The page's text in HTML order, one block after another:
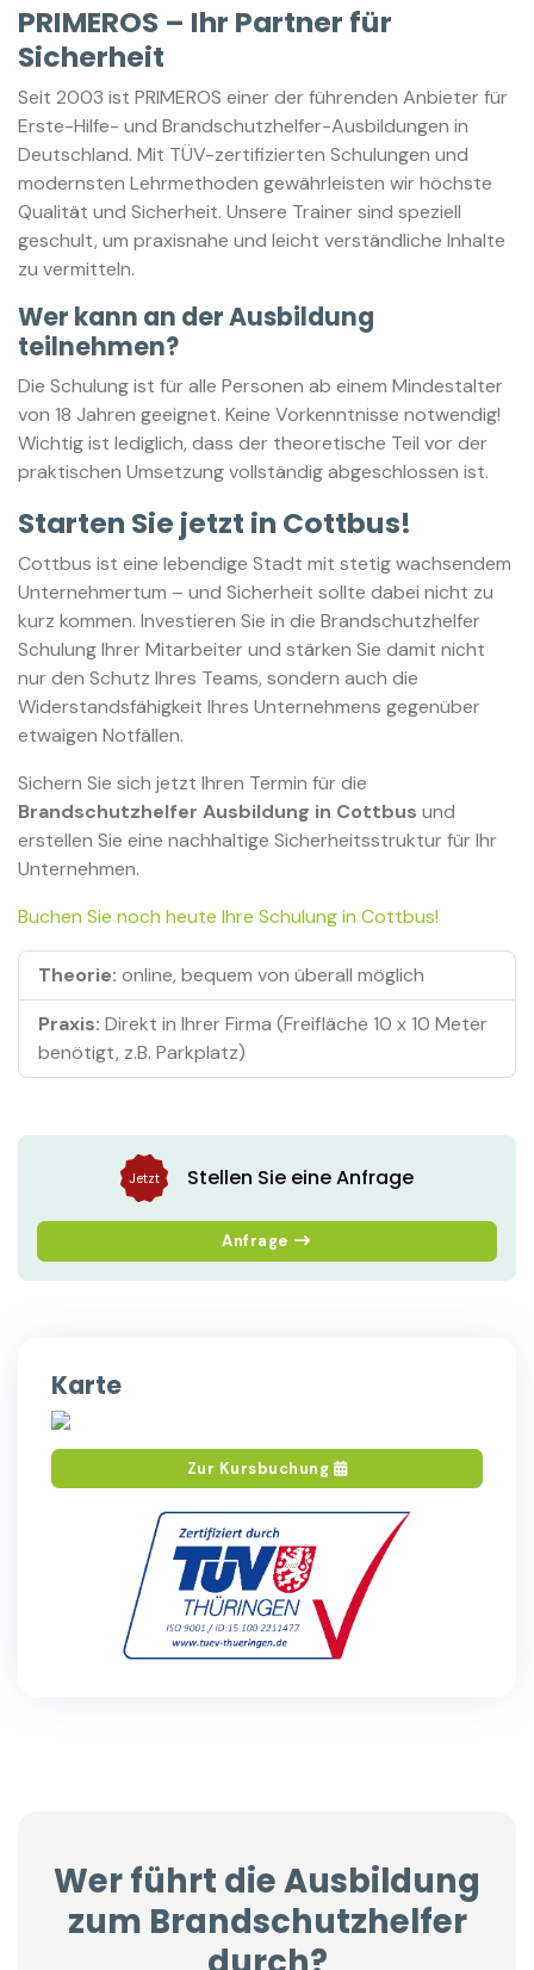
PRIMEROS – Ihr Partner für
Sicherheit
Seit 2003 ist PRIMEROS einer der führenden Anbieter für
Erste-Hilfe- und Brandschutzhelfer-Ausbildungen in
Deutschland. Mit TÜV-zertifizierten Schulungen und
modernsten Lehrmethoden gewährleisten wir höchste
Qualität und Sicherheit. Unsere Trainer sind speziell
geschult, um praxisnahe und leicht verständliche Inhalte
zu vermitteln.
Wer kann an der Ausbildung
teilnehmen?
Die Schulung ist für alle Personen ab einem Mindestalter
von 18 Jahren geeignet. Keine Vorkenntnisse notwendig!
Wichtig ist lediglich, dass der theoretische Teil vor der
praktischen Umsetzung vollständig abgeschlossen ist.
Starten Sie jetzt in Cottbus!
Cottbus ist eine lebendige Stadt mit stetig wachsendem
Unternehmertum – und Sicherheit sollte dabei nicht zu
kurz kommen. Investieren Sie in die Brandschutzhelfer
Schulung Ihrer Mitarbeiter und stärken Sie damit nicht
nur den Schutz Ihres Teams, sondern auch die
Widerstandsfähigkeit Ihres Unternehmens gegenüber
etwaigen Notfällen.
Sichern Sie sich jetzt Ihren Termin für die
Brandschutzhelfer Ausbildung in Cottbus und
erstellen Sie eine nachhaltige Sicherheitsstruktur für Ihr
Unternehmen.
Buchen Sie noch heute Ihre Schulung in Cottbus!
Theorie: online, bequem von überall möglich
Praxis: Direkt in Ihrer Firma (Freifläche 10 x 10 Meter
benötigt, z.B. Parkplatz)
Jetzt Stellen Sie eine Anfrage
Anfrage
Karte
Zur Kursbuchung
Wer führt die Ausbildung
zum Brandschutzhelfer